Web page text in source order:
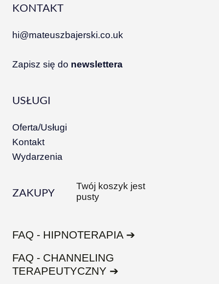
KONTAKT
hi@mateuszbajerski.co.uk
Zapisz się do newslettera
USŁUGI
Oferta/Usługi
Kontakt
Wydarzenia
ZAKUPY
Twój koszyk jest
pusty
FAQ - HIPNOTERAPIA ➔
FAQ - CHANNELING
TERAPEUTYCZNY ➔